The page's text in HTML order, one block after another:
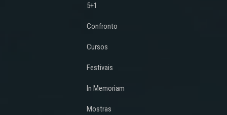
5+1
Confronto
Cursos
Festivais
In Memoriam
Mostras